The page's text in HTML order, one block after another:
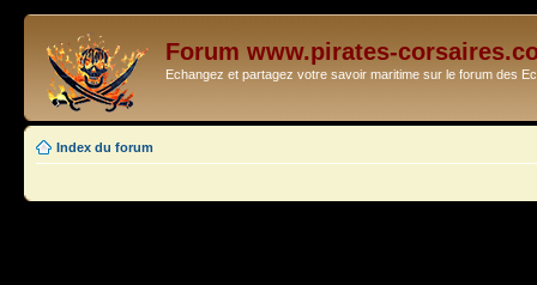
Forum www.pirates-
Echangez et partagez votre savoir maritime sur le forum des
Index du forum